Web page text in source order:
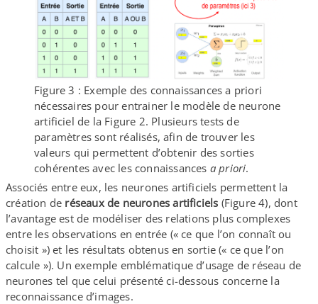
Figure 3 : Exemple des connaissances a priori
nécessaires pour entrainer le modèle de neurone
artificiel de la Figure 2. Plusieurs tests de
paramètres sont réalisés, afin de trouver les
valeurs qui permettent d’obtenir des sorties
cohérentes avec les connaissances a priori.
Associés entre eux, les neurones artificiels permettent la
création de réseaux de neurones artificiels (Figure 4), dont
l’avantage est de modéliser des relations plus complexes
entre les observations en entrée (« ce que l’on connaît ou
choisit ») et les résultats obtenus en sortie (« ce que l’on
calcule »). Un exemple emblématique d’usage de réseau de
neurones tel que celui présenté ci-​dessous concerne la
reconnaissance d’images.